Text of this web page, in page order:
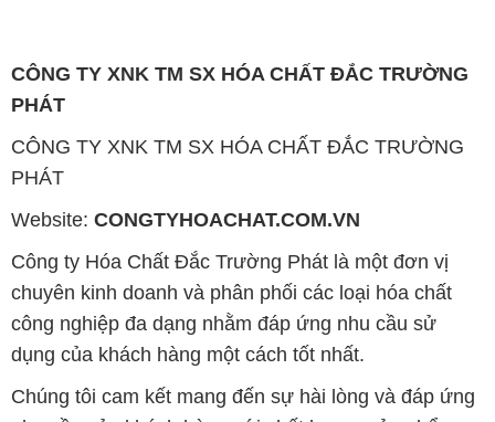
CÔNG TY XNK TM SX HÓA CHẤT ĐẮC TRƯỜNG
PHÁT
CÔNG TY XNK TM SX HÓA CHẤT ĐẮC TRƯỜNG
PHÁT
Website: CONGTYHOACHAT.COM.VN
Công ty Hóa Chất Đắc Trường Phát là một đơn vị
chuyên kinh doanh và phân phối các loại hóa chất
công nghiệp đa dạng nhằm đáp ứng nhu cầu sử
dụng của khách hàng một cách tốt nhất.
Chúng tôi cam kết mang đến sự hài lòng và đáp ứng